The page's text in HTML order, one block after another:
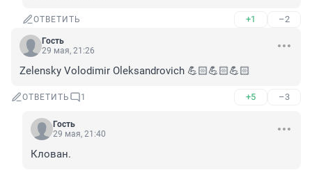
ОТВЕТИТЬ +1 –2
Гость
29 мая, 21:26
Zelensky Volodimir Oleksandrovich 💪🏻💪🏻💪🏻
ОТВЕТИТЬ 1 +5 –3
Гость
29 мая, 21:40
Клован.